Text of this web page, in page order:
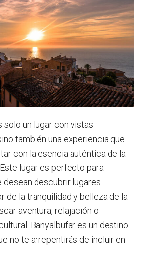
solo un lugar con vistas
también una experiencia que
con la esencia auténtica de la
lugar es perfecto para
desean descubrir lugares
de la tranquilidad y belleza de la
aventura, relajación o
Banyalbufar es un destino
no te arrepentirás de incluir en